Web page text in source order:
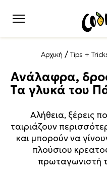
Αρχική / Tips +
Ανάλαφρα,
Τα γλυκά του
Αλήθεια, ξέρεις
ταιριάζουν
και μπορούν να
πλούσιου
πρωταγωνιστή